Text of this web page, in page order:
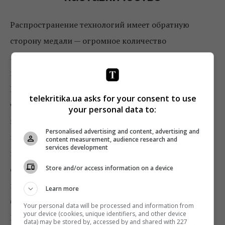
Распространение технологий имеет обратную
сторону медали — огромное количество
информации. Доступность и быстрота получения
которой трансформируют целые отрасли.
Например, образование. Сложно сейчас утверждать,
что учитель (при всем моем уважении к учителям) –
это главный человек в жизни ребенка,
постигающего науки и получающего знания. Он уже
не может конкурировать с
сетями и прочими сервисами, предоставляющими
информацию. Технологии дают доступ ко всему
быстрее, точнее и в более доступной форме.
Поэтому роль учителя в классическом образовании
telekritika.ua asks for your consent to use
your personal data to:
Personalised advertising and content, advertising and
content measurement, audience research and
services development
Store and/or access information on a device
Learn more
Your personal data will be processed and information from
your device (cookies, unique identifiers, and other device
data) may be stored by, accessed by and shared with 227